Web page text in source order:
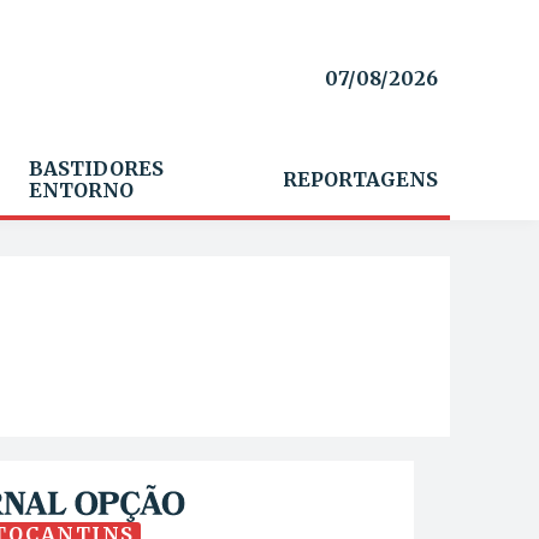
07/08/2026
BASTIDORES
ENTORNO
REPORTAGENS